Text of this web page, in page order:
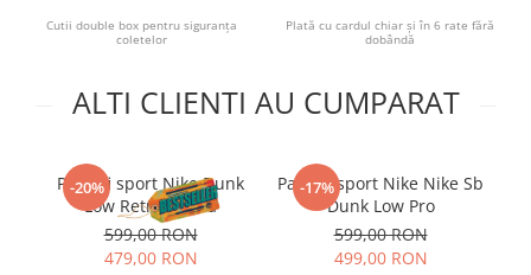
Cutii double box pentru siguranța
coletelor
Plată cu cardul chiar și în 6 rate fără
dobândă
ALTI CLIENTI AU CUMPARAT
-20%
Pantofi sport Nike Dunk
Low Retro Panda
599,00 RON
479,00 RON
-17%
Pantofi sport Nike Nike Sb
Dunk Low Pro
599,00 RON
499,00 RON